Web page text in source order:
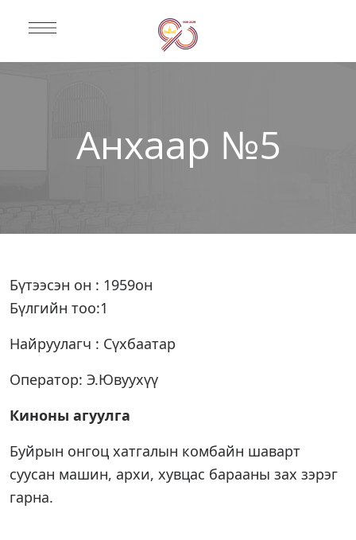
Анхаар №5
Бүтээсэн он : 1959он
Бүлгийн тоо:1
Найруулагч : Сүхбаатар
Оператор: Э.Ювуухүү
Киноны агуулга
Буйрын онгоц хатгалын комбайн шаварт
суусан машин, архи, хувцас барааны зах зэрэг
гарна.